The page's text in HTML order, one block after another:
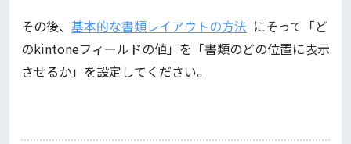
その後、 基本的な書類レイアウトの方法 にそって「ど
のkintoneフィールドの値」を「書類のどの位置に表示
させるか」を設定してください。